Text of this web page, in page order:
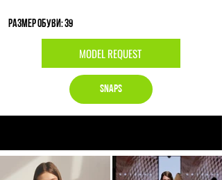
Размер обуви: 39
MODEL REQUEST
Snaps